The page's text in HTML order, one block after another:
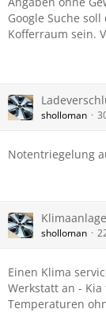
Google Suche
Kofferraum sein.
sholloman
Notentriegelung
sholloman
Einen Klima
Werkstatt an -
Temperaturen